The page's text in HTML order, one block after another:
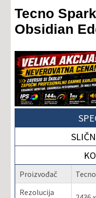
Tecno
Obsidian
Proizvođač
Tecno
Rezolucija